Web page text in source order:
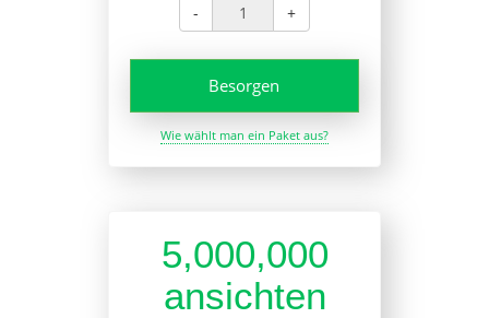
- +
Besorgen
Wie wählt man ein Paket aus?
5,000,000
ansichten